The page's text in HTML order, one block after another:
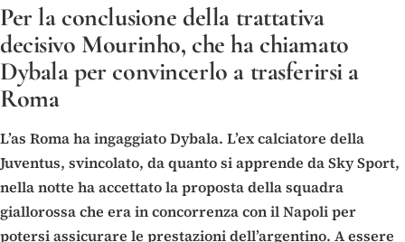
Per la conclusione della trattativa
decisivo Mourinho, che ha chiamato
Dybala per convincerlo a trasferirsi a
Roma
L’as Roma ha ingaggiato Dybala. L’ex calciatore della
Juventus, svincolato, da quanto si apprende da Sky Sport,
nella notte ha accettato la proposta della squadra
giallorossa che era in concorrenza con il Napoli per
potersi assicurare le prestazioni dell’argentino. A essere